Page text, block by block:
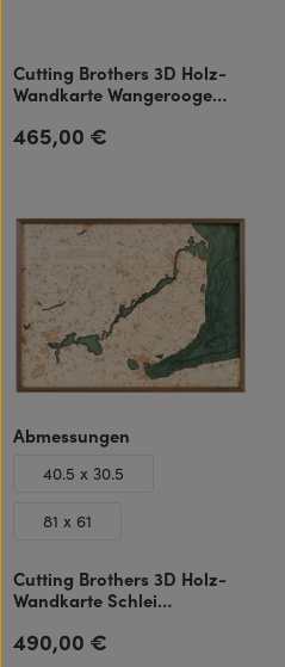
Cutting Brothers 3D Holz-
Wandkarte Wangerooge
Regulärer Preis:
465,00 €
Abmessungen
40.5 x 30.5
81 x 61
Cutting Brothers 3D Holz-
Wandkarte Schlei
Regulärer Preis:
490,00 €